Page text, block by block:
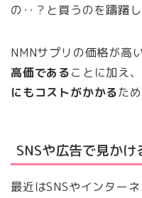
の‥？と買うのを躊躇し
NMNサプリの価格が高い
高価であることに加え、
にもコストがかかるた
SNSや広告で見か
最近はSNSやインター